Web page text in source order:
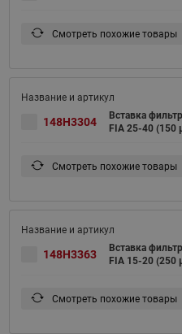
Смотреть похожие товары
148H3304
Вставка
FIA 25-40 (150
Смотреть похожие товары
148H3363
Вставка
FIA 15-20 (250
Смотреть похожие товары